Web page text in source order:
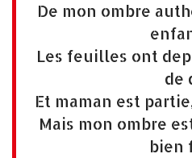
De mon ombre
Les feuilles ont
de
Et maman est
Mais mon ombre
bien